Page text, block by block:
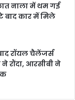
नाला में थम गई
बाद कार में मिले
रॉयल चैलेंजर्स
रौंदा, आरसीबी ने